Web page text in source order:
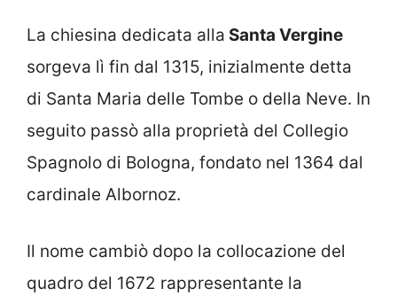
La chiesina dedicata alla Santa Vergine
sorgeva lì fin dal 1315, inizialmente detta
di Santa Maria delle Tombe o della Neve. In
seguito passò alla proprietà del Collegio
Spagnolo di Bologna, fondato nel 1364 dal
cardinale Albornoz.
Il nome cambiò dopo la collocazione del
quadro del 1672 rappresentante la